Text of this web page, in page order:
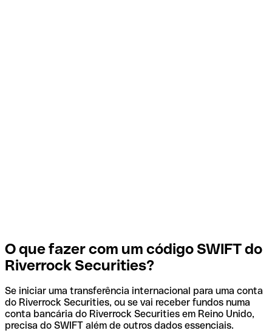
O que fazer com um código SWIFT do
Riverrock Securities?
Se iniciar uma transferência internacional para uma conta
do Riverrock Securities, ou se vai receber fundos numa
conta bancária do Riverrock Securities em Reino Unido,
precisa do SWIFT além de outros dados essenciais.